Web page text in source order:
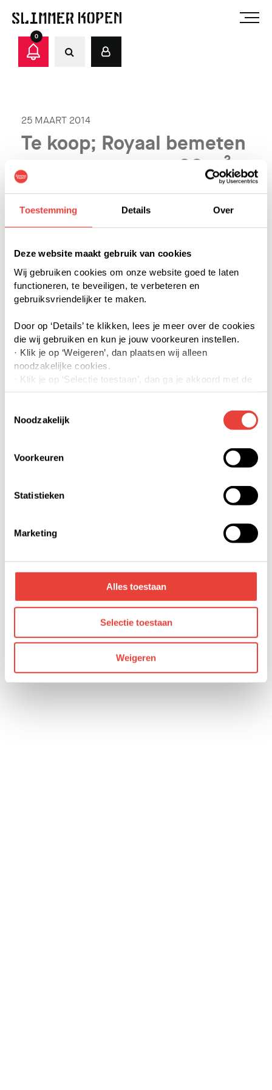
Toestemming Details Over
Deze website maakt gebruik van cookies
Wij gebruiken cookies om onze website goed te laten
functioneren, te beveiligen, te verbeteren en
gebruiksvriendelijker te maken.
Door op ‘Details’ te klikken, lees je meer over de cookies
die wij gebruiken en kun je jouw voorkeuren instellen.
· Klik je op ‘Weigeren’, dan plaatsen wij alleen
noodzakelijke cookies.
· Klik je op ‘Selectie toestaan’, dan ga je akkoord met de
door jouw aangevinkte cookies. Je kunt meer lezen over
· Klik je op ‘Accepteren’, dan ga je akkoord met het
Je kunt jouw toestemming op elk moment intrekken of te
kunnen ontvangen en verwerken. Bekijk hiervoor de
details pagina.
Noodzakelijk
Voorkeuren
Statistieken
Marketing
Alles toestaan
Selectie toestaan
Weigeren
0
25 MAART 2014
Te koop; Royaal bemeten
appartement van 98 m²
m² aan de Boschdijk voor slecht € 131.250 k.k.. Dat is
inclusiief 25% Slimmer Kopen korting.
Bekijkhier de volledige advertentie.